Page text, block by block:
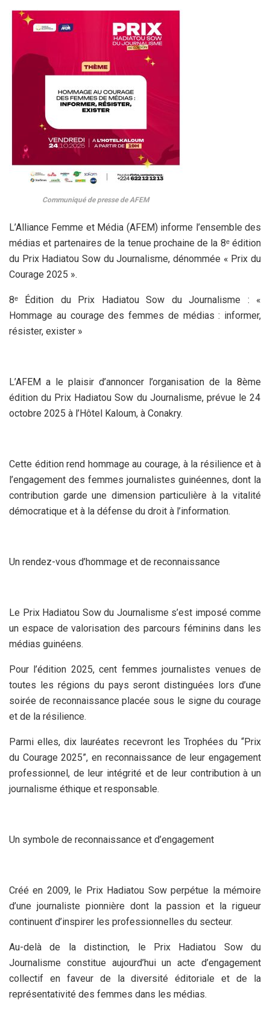
Communiqué de presse de AFEM
L’Alliance Femme et Média (AFEM) informe l’ensemble des
médias et partenaires de la tenue prochaine de la 8ᵉ édition
du Prix Hadiatou Sow du Journalisme, dénommée « Prix du
Courage 2025 ».
8ᵉ Édition du Prix Hadiatou Sow du Journalisme : «
Hommage au courage des femmes de médias : informer,
résister, exister »
L’AFEM a le plaisir d’annoncer l’organisation de la 8ème
édition du Prix Hadiatou Sow du Journalisme, prévue le 24
octobre 2025 à l’Hôtel Kaloum, à Conakry.
Cette édition rend hommage au courage, à la résilience et à
l’engagement des femmes journalistes guinéennes, dont la
contribution garde une dimension particulière à la vitalité
démocratique et à la défense du droit à l’information.
Un rendez-vous d’hommage et de reconnaissance
Le Prix Hadiatou Sow du Journalisme s’est imposé comme
un espace de valorisation des parcours féminins dans les
médias guinéens.
Pour l’édition 2025, cent femmes journalistes venues de
toutes les régions du pays seront distinguées lors d’une
soirée de reconnaissance placée sous le signe du courage
et de la résilience.
Parmi elles, dix lauréates recevront les Trophées du “Prix
du Courage 2025”, en reconnaissance de leur engagement
professionnel, de leur intégrité et de leur contribution à un
journalisme éthique et responsable.
Un symbole de reconnaissance et d’engagement
Créé en 2009, le Prix Hadiatou Sow perpétue la mémoire
d’une journaliste pionnière dont la passion et la rigueur
continuent d’inspirer les professionnelles du secteur.
Au-delà de la distinction, le Prix Hadiatou Sow du
Journalisme constitue aujourd’hui un acte d’engagement
collectif en faveur de la diversité éditoriale et de la
représentativité des femmes dans les médias.